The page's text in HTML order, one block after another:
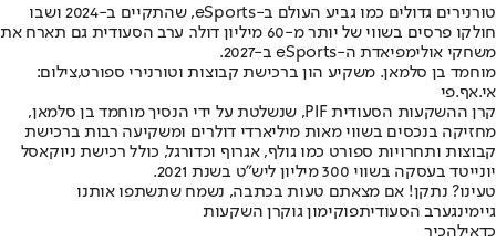
טורנירים גדולים כמו גביע העולם ב-eSports, שהתקיים ב-2024 ושבו
חולקו פרסים בשווי של יותר מ-60 מיליון דולר. ערב הסעודית גם תארח את
משחקי אולימפיאדת ה-eSports ב-2027.
מוחמד בן סלמאן. משקיע הון ברכישת קבוצות וטורנירי ספורט,צילום:
אי.אף.פי
קרן ההשקעות הסעודית PIF, שנשלטת על ידי הנסיך מוחמד בן סלמאן,
מחזיקה בנכסים בשווי מאות מיליארדי דולרים ומשקיעה רבות ברכישת
קבוצות ותחרויות ספורט כמו גולף, אגרוף וכדורגל, כולל רכישת ניוקאסל
יונייטד בעסקה בשווי 300 מיליון ליש"ט בשנת 2021.
טעינו? נתקן! אם מצאתם טעות בכתבה, נשמח שתשתפו אותנו
גיימינגערב הסעודיתפוקימון גוקרן השקעות
כדאילהכיר